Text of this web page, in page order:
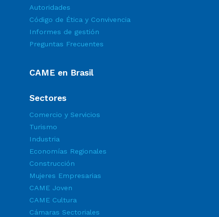
Autoridades
Código de Ética y Convivencia
Informes de gestión
Preguntas Frecuentes
CAME en Brasil
Sectores
Comercio y Servicios
Turismo
Industria
Economías Regionales
Construcción
Mujeres Empresarias
CAME Joven
CAME Cultura
Cámaras Sectoriales